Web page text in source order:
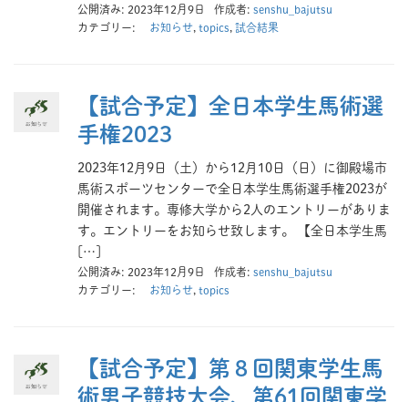
公開済み: 2023年12月9日 作成者: senshu_bajutsu
カテゴリー:
お知らせ topics 試合結果
【試合予定】全日本学生馬術選
手権2023
2023年12月9日（土）から12月10日（日）に御殿場市
馬術スポーツセンターで全日本学生馬術選手権2023が
開催されます。専修大学から2人のエントリーがありま
す。エントリーをお知らせ致します。 【全日本学生馬
[…]
公開済み: 2023年12月9日 作成者: senshu_bajutsu
カテゴリー:
お知らせ topics
【試合予定】第８回関東学生馬
術男子競技大会、第61回関東学